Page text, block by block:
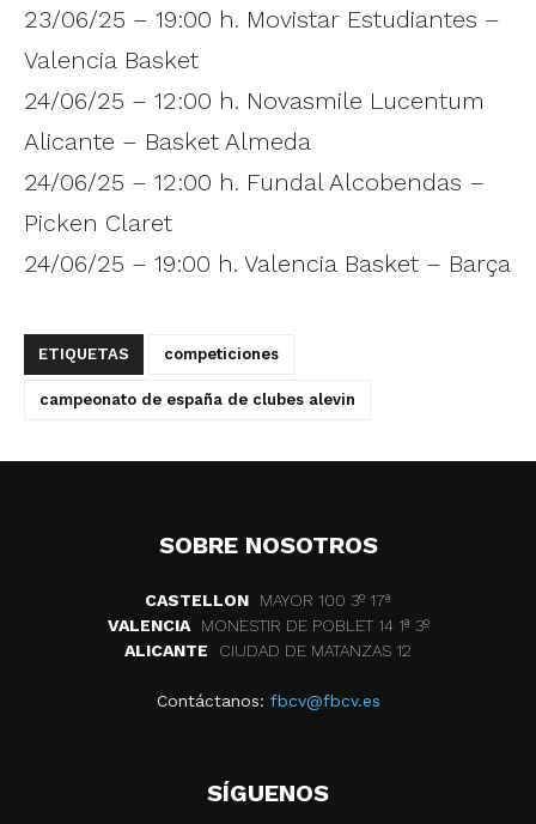
23/06/25 – 19:00 h. Movistar Estudiantes –
Valencia Basket
24/06/25 – 12:00 h. Novasmile Lucentum
Alicante – Basket Almeda
24/06/25 – 12:00 h. Fundal Alcobendas –
Picken Claret
24/06/25 – 19:00 h. Valencia Basket – Barça
ETIQUETAS competiciones
campeonato de españa de clubes alevin
SOBRE NOSOTROS
CASTELLON
MAYOR 100 3º 17ª
VALENCIA
MONESTIR DE POBLET 14 1ª 3º
ALICANTE
CIUDAD DE MATANZAS 12
Contáctanos: fbcv@fbcv.es
SÍGUENOS